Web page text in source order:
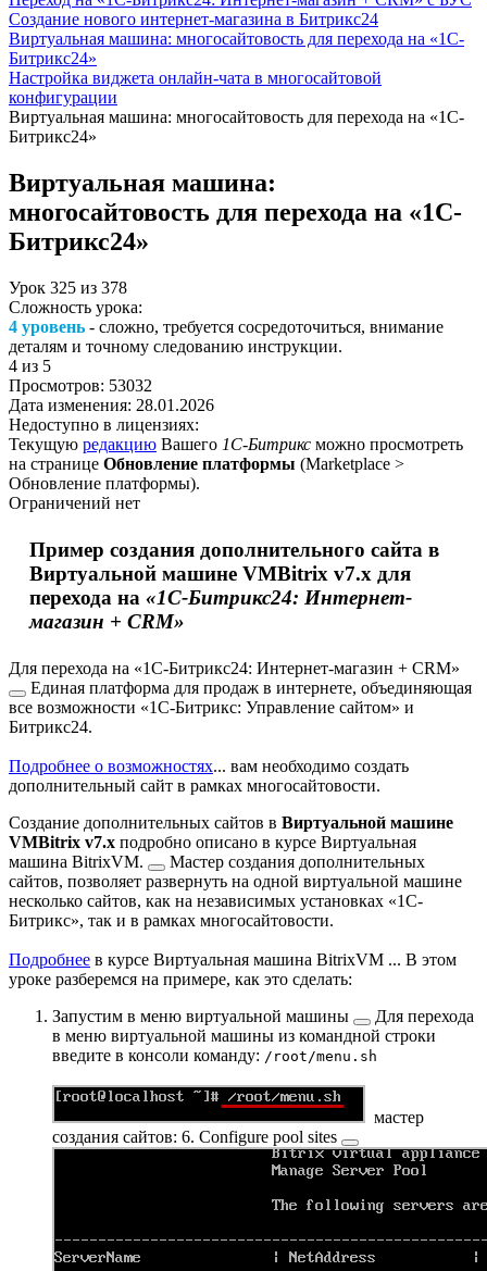
Создание нового интернет-магазина в Битрикс24
Виртуальная машина: многосайтовость для перехода на «1С-
Битрикс24»
Настройка виджета онлайн-чата в многосайтовой
конфигурации
Виртуальная машина: многосайтовость для перехода на «1С-
Битрикс24»
Виртуальная машина:
многосайтовость для перехода на «1С-
Битрикс24»
Урок 325 из 378
Сложность урока:
4 уровень - сложно, требуется сосредоточиться, внимание
деталям и точному следованию инструкции.
4 из 5
Просмотров: 53032
Дата изменения: 28.01.2026
Недоступно в лицензиях:
Текущую редакцию Вашего 1С-Битрикс можно просмотреть
на странице Обновление платформы (Marketplace >
Обновление платформы).
Ограничений нет
Пример создания дополнительного сайта в
Виртуальной машине VMBitrix v7.x для
перехода на «1С-Битрикс24: Интернет-
магазин + CRM»
Для перехода на «1С-Битрикс24: Интернет-магазин + CRM»
Единая платформа для продаж в интернете, объединяющая
все возможности «1С-Битрикс: Управление сайтом» и
Битрикс24.
Подробнее о возможностях... вам необходимо создать
дополнительный сайт в рамках многосайтовости.
Создание дополнительных сайтов в Виртуальной машине
VMBitrix v7.x подробно описано в курсе Виртуальная
машина BitrixVM.
Мастер создания дополнительных
сайтов, позволяет развернуть на одной виртуальной машине
несколько сайтов, как на независимых установках «1С-
Битрикс», так и в рамках многосайтовости.
Подробнее в курсе Виртуальная машина BitrixVM ... В этом
уроке разберемся на примере, как это сделать:
Запустим в меню виртуальной машины
Для перехода
в меню виртуальной машины из командной строки
введите в консоли команду: /root/menu.sh
мастер
создания сайтов: 6. Configure pool sites